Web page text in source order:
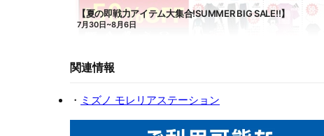
関連情報
・ ミズノ モレリアステーション